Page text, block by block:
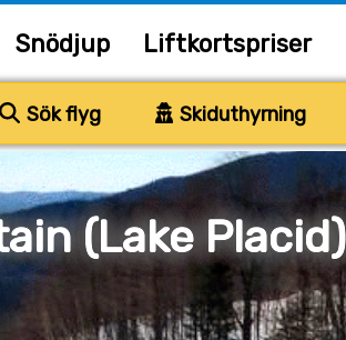
Snödjup Liftkortspriser
Sök flyg Skiduthyrning
(Lake Placid)